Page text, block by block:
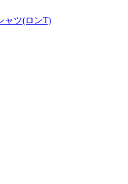
ャツ(ロンT)